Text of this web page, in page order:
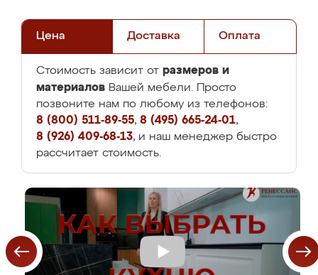
Цена Доставка Оплата
Стоимость зависит от размеров и
материалов Вашей мебели. Просто
позвоните нам по любому из телефонов:
8 (800) 511-89-55, 8 (495) 665-24-01,
8 (926) 409-68-13, и наш менеджер быстро
рассчитает стоимость.